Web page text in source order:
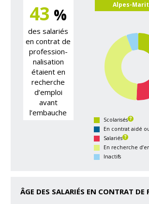
43 %
des salariés
en contrat de
profession­
nalisation
étaient en
recherche
d’emploi
avant
l’embauche
Alpes-
Scolarisés
En contrat aidé
Salariés
En recherche
Inactifs
ÂGE DES SALARIÉS EN CONTRAT